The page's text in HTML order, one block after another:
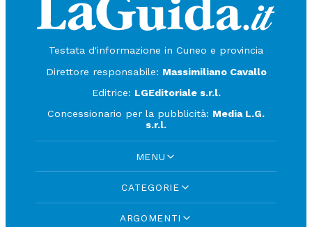
Testata d'informazione in Cuneo e provincia
Direttore responsabile: Massimiliano Cavallo
Editrice: LGEditoriale s.r.l.
Concessionario per la pubblicità: Media L.G.
s.r.l.
MENU
CATEGORIE
ARGOMENTI